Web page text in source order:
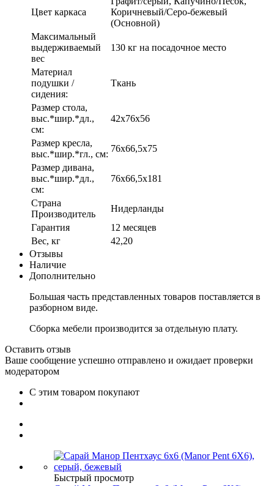
Цвет каркаса
Коричневый/Серо-бежевый
(Основной)
Максимальный
выдерживаемый
вес
130 кг на посадочное место
Материал
подушки /
сидения:
Ткань
Размер стола,
выс.*шир.*дл.,
см:
42х76х56
Размер кресла,
выс.*шир.*гл., см:
76х66,5х75
Размер дивана,
выс.*шир.*дл.,
см:
76х66,5х181
Страна
Производитель
Нидерланды
Гарантия
12 месяцев
Вес, кг
42,20
Отзывы
Наличие
Дополнительно
Большая часть представленных товаров поставляется в
разборном виде.
Сборка мебели производится за отдельную плату.
Оставить отзыв
Ваше сообщение успешно отправлено и ожидает проверки
модератором
С этим товаром покупают
Быстрый просмотр